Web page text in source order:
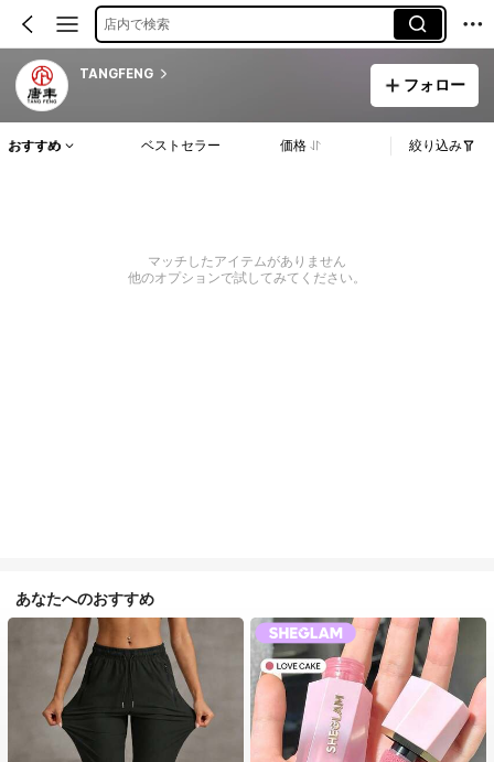
店内で検索
TANGFENG
フォロー
おすすめ ベストセラー 価格 絞り込み
マッチしたアイテムがありません
他のオプションで試してみてください。
あなたへのおすすめ